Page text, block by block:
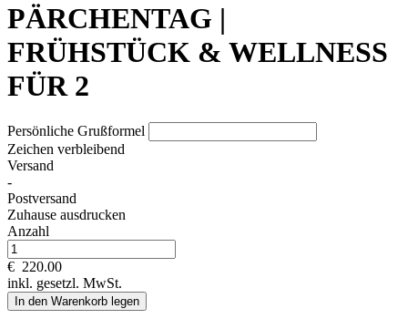
PÄRCHENTAG |
FRÜHSTÜCK & WELLNESS
FÜR 2
Persönliche Grußformel
Zeichen verbleibend
Versand
-
Postversand
Zuhause ausdrucken
Anzahl
€ 220.00
inkl. gesetzl. MwSt.
In den Warenkorb legen